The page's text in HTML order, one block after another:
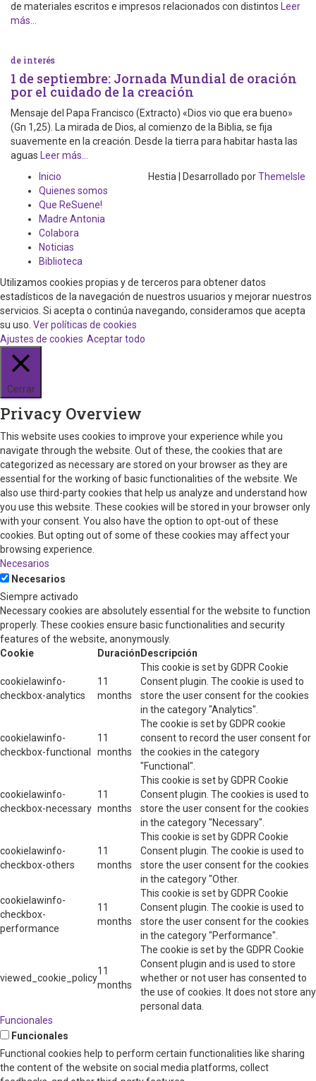
de materiales escritos e impresos relacionados con distintos Leer
más…
de interés
1 de septiembre: Jornada Mundial de oración
por el cuidado de la creación
Mensaje del Papa Francisco (Extracto) «Dios vio que era bueno»
(Gn 1,25). La mirada de Dios, al comienzo de la Biblia, se fija
suavemente en la creación. Desde la tierra para habitar hasta las
aguas Leer más…
Inicio
Quienes somos
Que ReSuene!
Madre Antonia
Colabora
Noticias
Biblioteca
Hestia | Desarrollado porThemeIsle
Utilizamos cookies propias y de terceros para obtener datos
estadísticos de la navegación de nuestros usuarios y mejorar nuestros
servicios. Si acepta o continúa navegando, consideramos que acepta
su uso. Ver políticas de cookies
Ajustes de cookies Aceptar todo
Cerrar
Privacy Overview
This website uses cookies to improve your experience while you
navigate through the website. Out of these, the cookies that are
categorized as necessary are stored on your browser as they are
essential for the working of basic functionalities of the website. We
also use third-party cookies that help us analyze and understand how
you use this website. These cookies will be stored in your browser only
with your consent. You also have the option to opt-out of these
cookies. But opting out of some of these cookies may affect your
browsing experience.
Necesarios
Necesarios
Siempre activado
Necessary cookies are absolutely essential for the website to function
properly. These cookies ensure basic functionalities and security
features of the website, anonymously.
Cookie
Duración Descripción
cookielawinfo-
checkbox-analytics
11
months
This cookie is set by GDPR Cookie
Consent plugin. The cookie is used to
store the user consent for the cookies
in the category "Analytics".
cookielawinfo-
checkbox-functional
11
months
The cookie is set by GDPR cookie
consent to record the user consent for
the cookies in the category
"Functional".
cookielawinfo-
checkbox-necessary
11
months
This cookie is set by GDPR Cookie
Consent plugin. The cookies is used to
store the user consent for the cookies
in the category "Necessary".
cookielawinfo-
checkbox-others
11
months
This cookie is set by GDPR Cookie
Consent plugin. The cookie is used to
store the user consent for the cookies
in the category "Other.
cookielawinfo-
checkbox-
performance
11
months
This cookie is set by GDPR Cookie
Consent plugin. The cookie is used to
store the user consent for the cookies
in the category "Performance".
viewed_cookie_policy
11
months
The cookie is set by the GDPR Cookie
Consent plugin and is used to store
whether or not user has consented to
the use of cookies. It does not store any
personal data.
Funcionales
Funcionales
Functional cookies help to perform certain functionalities like sharing
the content of the website on social media platforms, collect